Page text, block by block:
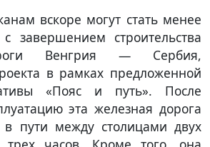
вскоре могут стать менее
завершением строительства
Венгрия — Сербия,
в рамках предложенной
«Пояс и путь». После
эта железная дорога
в пути между столицами двух